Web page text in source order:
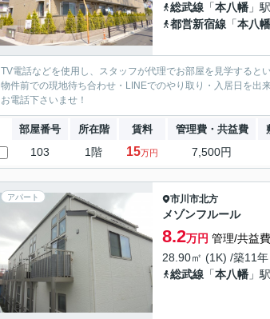
総武線 「本八幡 」
都営新宿線 「本八幡
TV電話などを使用し、スタッフが代理でお部屋を見学すると
物件前での現地待ち合わせ・LINEでのやり取り・入居日を
お電話下さいませ！
部屋番号 所在階 賃料 管理費・共益費
103 1階 15万円 7,500円
アパート 市川市北方
メゾンフルール
8.2万円 管理/共益
28.90㎡ (1K) /築11
総武線 「本八幡 」